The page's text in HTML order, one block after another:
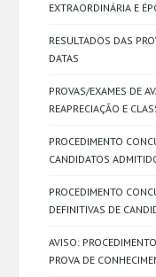
EXTRAORDINÁRIA E
RESULTADOS DAS
DATAS
PROVAS/EXAMES DE
REAPRECIAÇÃO E
PROCEDIMENTO
CANDIDATOS
PROCEDIMENTO
DEFINITIVAS DE
AVISO:
PROVA DE